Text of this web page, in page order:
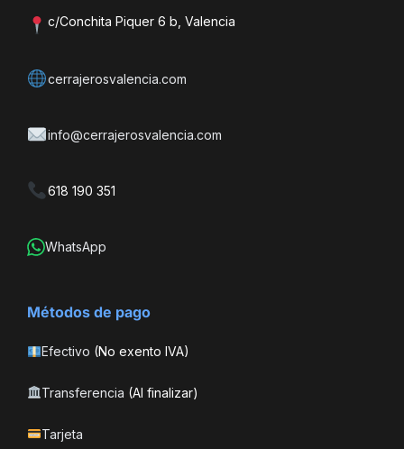
c/Conchita Piquer 6 b, Valencia
cerrajerosvalencia.com
info@cerrajerosvalencia.com
618 190 351
WhatsApp
Métodos de pago
Efectivo (No exento IVA)
Transferencia (Al finalizar)
Tarjeta